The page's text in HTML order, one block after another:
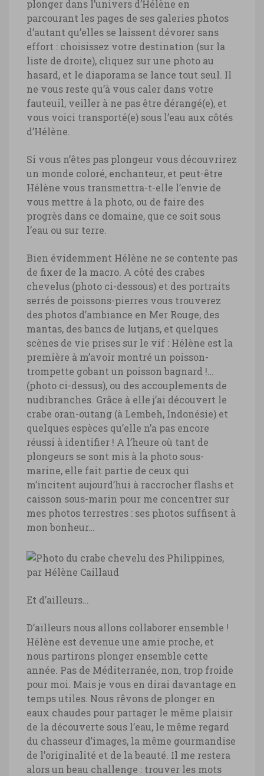
plonger dans l’univers d’Hélène en
parcourant les pages de ses galeries photos
d’autant qu’elles se laissent dévorer sans
effort : choisissez votre destination (sur la
liste de droite), cliquez sur une photo au
hasard, et le diaporama se lance tout seul. Il
ne vous reste qu’à vous caler dans votre
fauteuil, veiller à ne pas être dérangé(e), et
vous voici transporté(e) sous l’eau aux côtés
d’Hélène.
Si vous n’êtes pas plongeur vous découvrirez
un monde coloré, enchanteur, et peut-être
Hélène vous transmettra-t-elle l’envie de
vous mettre à la photo, ou de faire des
progrès dans ce domaine, que ce soit sous
l’eau ou sur terre.
Bien évidemment Hélène ne se contente pas
de fixer de la macro. A côté des crabes
chevelus (photo ci-dessous) et des portraits
serrés de poissons-pierres vous trouverez
des photos d’ambiance en Mer Rouge, des
mantas, des bancs de lutjans, et quelques
scènes de vie prises sur le vif : Hélène est la
première à m’avoir montré un poisson-
trompette gobant un poisson bagnard !…
(photo ci-dessus), ou des accouplements de
nudibranches. Grâce à elle j’ai découvert le
crabe oran-outang (à Lembeh, Indonésie) et
quelques espèces qu’elle n’a pas encore
réussi à identifier ! A l’heure où tant de
plongeurs se sont mis à la photo sous-
marine, elle fait partie de ceux qui
m’incitent aujourd’hui à raccrocher flashs et
caisson sous-marin pour me concentrer sur
mes photos terrestres : ses photos suffisent à
mon bonheur…
Et d’ailleurs…
D’ailleurs nous allons collaborer ensemble !
Hélène est devenue une amie proche, et
nous partirons plonger ensemble cette
année. Pas de Méditerranée, non, trop froide
pour moi. Mais je vous en dirai davantage en
temps utiles. Nous rêvons de plonger en
eaux chaudes pour partager le même plaisir
de la découverte sous l’eau, le même regard
du chasseur d’images, la même gourmandise
de l’originalité et de la beauté. Il me restera
alors un beau challenge : trouver les mots